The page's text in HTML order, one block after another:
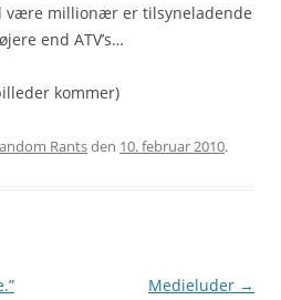
være millionær er tilsyneladende
end ATV’s…
kommer)
Rantsden 10. februar 2010.
Medieluder →